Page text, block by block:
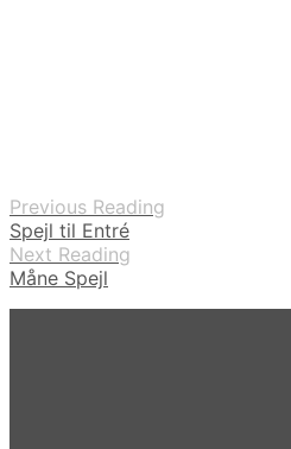
Previous Reading
Spejl til Entré
Next Reading
Måne Spejl